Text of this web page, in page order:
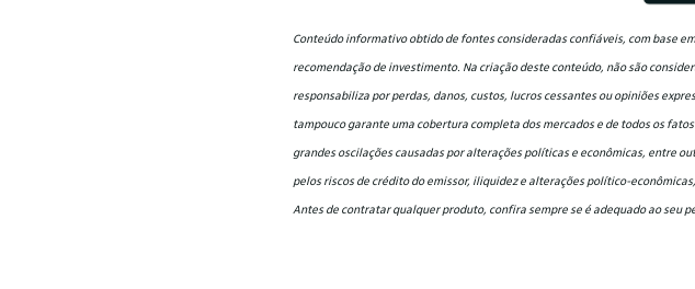
Conteúdo informativo obtido de fontes consideradas confiáveis, com base
recomendação de investimento. Na criação deste conteúdo, não são
responsabiliza por perdas, danos, custos, lucros cessantes ou opiniões
tampouco garante uma cobertura completa dos mercados e de todos os
grandes oscilações causadas por alterações políticas e econômicas, entre
pelos riscos de crédito do emissor, iliquidez e alterações político-
Antes de contratar qualquer produto, confira sempre se é adequado ao seu